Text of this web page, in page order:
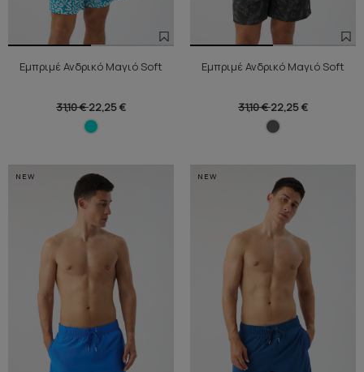
Εμπριμέ Ανδρικό Μαγιό Soft
31,10 €22,25 €
Εμπριμέ Ανδρικό Μαγιό Soft
31,10 €22,25 €
NEW NEW